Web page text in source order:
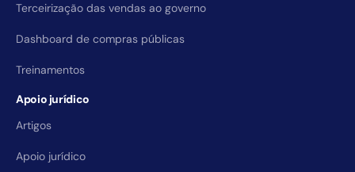
Terceirização das vendas ao governo
Dashboard de compras públicas
Treinamentos
Apoio jurídico
Artigos
Apoio jurídico